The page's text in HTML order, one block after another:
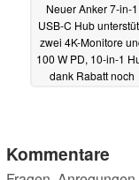
Neuer Anker 7-in-1
USB-C Hub
zwei 4K-Monitore
100 W PD, 10-in-1
dank Rabatt noch
Kommentare